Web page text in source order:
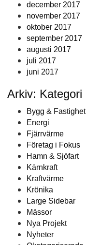
december 2017
november 2017
oktober 2017
september 2017
augusti 2017
juli 2017
juni 2017
Arkiv: Kategori
Bygg & Fastighet
Energi
Fjärrvärme
Företag i Fokus
Hamn & Sjöfart
Kärnkraft
Kraftvärme
Krönika
Large Sidebar
Mässor
Nya Projekt
Nyheter